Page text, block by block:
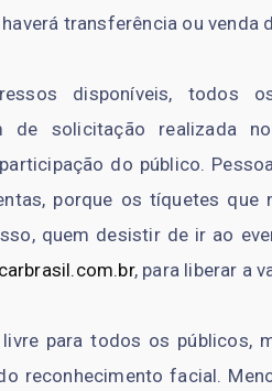
transferência ou venda
disponíveis, todos
de solicitação realizada
do público.
porque os tíquetes
quem desistir de ir ao
, para liberar a
para todos os públicos,
reconhecimento facial.